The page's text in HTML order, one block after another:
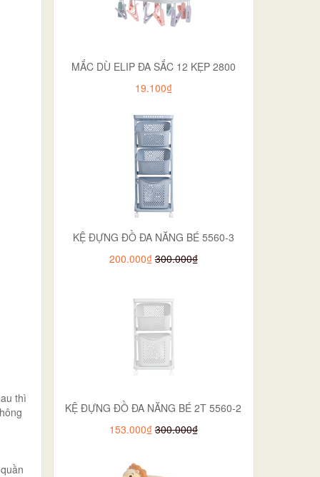
thì
MẮC DÙ ELIP ĐA SẮC 12 KẸP 2800
19.100₫
KỆ ĐỰNG ĐỒ ĐA NĂNG BÉ 5560-3
200.000₫ 300.000₫
KỆ ĐỰNG ĐỒ ĐA NĂNG BÉ 2T 5560-2
153.000₫ 300.000₫